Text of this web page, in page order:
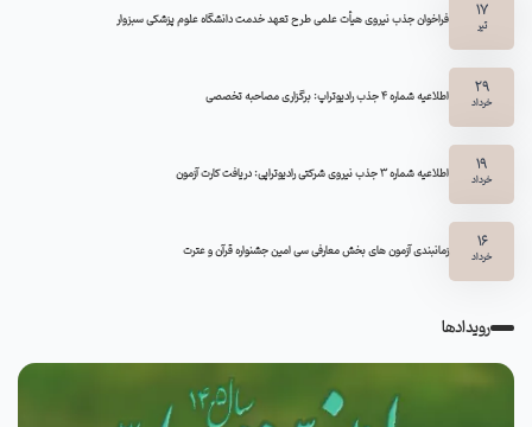
17
تیر فراخوان جذب نیروی هیأت علمی طرح تعهد خدمت دانشگاه علوم پزشکی سبزوار
29
خرداد اطلاعیه شماره ۴ جذب رادیوتراپ: برگزاری مصاحبه تخصصی
19
خرداد اطلاعیه شماره 3 جذب نیروی شرکتی رادیوتراپی: دریافت کارت آزمون
16
خرداد زمانبندی آزمون های بخش معارفی سی امین جشنواره قرآن و عترت
رویدادها